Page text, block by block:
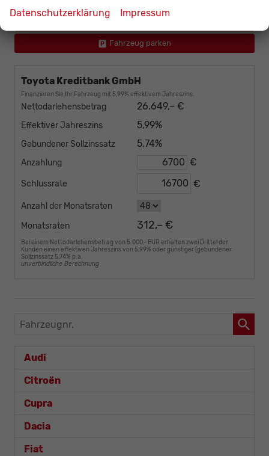
Fahrzeug parken
Toyota Kreditbank GmbH
Finanzieren Sie Ihr Fahrzeug mit 5,99% effektivem Jahreszins.
Nettodarlehensbetrag 26.649,– €
Effektiver Jahreszins 5,99%
Gebundener Sollzinssatz 5,74%
Anzahlung €
Schlussrate €
Anzahl der Monatsraten
Monatsraten
312,– €
Bei einem Nettodarlehensbetrag von 5.000,- EUR erhalten zwei Drittel der
Kunden einen effektiven Jahreszins von 5,99% oder günstiger (gebundener
Sollzinssatz 5,74% p.a.
unverbindliche Berechnung
Fahrzeugnr.
Audi
Citroën
Cupra
Dacia
Fiat
Datenschutzerklärung Impressum